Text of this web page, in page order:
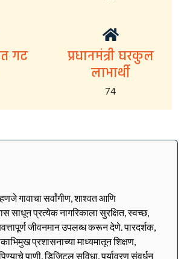
गट
प्रधानमंत्री घरकुल
लाभार्थी
74
गावाचा सर्वांगीण, शाश्वत आणि
साधून प्रत्येक नागरिकाला सुरक्षित, स्वच्छ,
जीवनमान उपलब्ध करून देणे. पारदर्शक,
प्रशासनाच्या माध्यमातून शिक्षण,
पाणी, डिजिटल सुविधा, पर्यावरण संवर्धन